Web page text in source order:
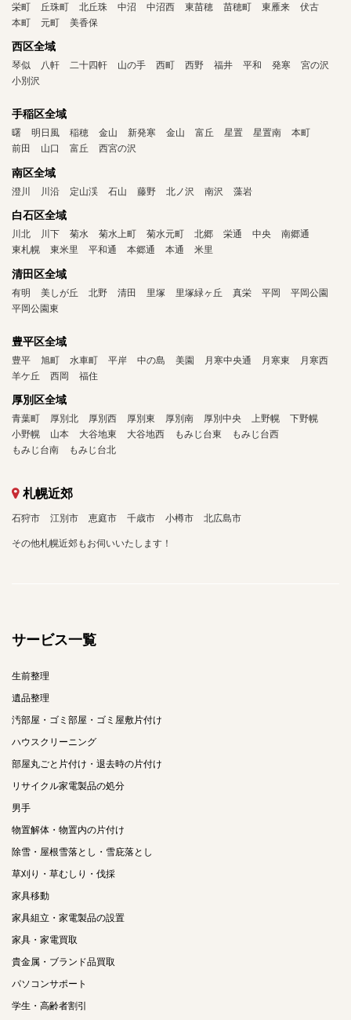
栄町 丘珠町 北丘珠 中沼 中沼西 東苗穂 苗穂町 東雁来
伏古
本町
元町 美香保
西区全域
琴似 八軒 二十四軒 山の手 西町 西野 福井 平和 発寒
宮の沢
小別沢
手稲区全域
曙 明日風 稲穂 金山 新発寒 金山 富丘 星置 星置南
本町
前田
山口 富丘 西宮の沢
南区全域
澄川 川沿 定山渓 石山 藤野 北ノ沢 南沢 藻岩
白石区全域
川北 川下 菊水 菊水上町 菊水元町 北郷 栄通 中央
南郷通
東札幌
東米里 平和通 本郷通 本通 米里
清田区全域
有明 美しが丘 北野 清田 里塚 里塚緑ヶ丘 真栄 平岡
平岡公園
平岡公園東
豊平区全域
豊平 旭町 水車町 平岸 中の島 美園 月寒中央通 月寒東
月寒西
羊ケ丘
西岡 福住
厚別区全域
青葉町 厚別北 厚別西 厚別東 厚別南 厚別中央 上野幌
下野幌
小野幌
山本 大谷地東 大谷地西 もみじ台東
もみじ台西
もみじ台南
もみじ台北
札幌近郊
石狩市 江別市 恵庭市 千歳市 小樽市 北広島市
その他札幌近郊もお伺いいたします！
サービス一覧
生前整理
遺品整理
汚部屋・ゴミ部屋・ゴミ屋敷片付け
ハウスクリーニング
部屋丸ごと片付け・退去時の片付け
リサイクル家電製品の処分
男手
物置解体・物置内の片付け
除雪・屋根雪落とし・雪庇落とし
草刈り・草むしり・伐採
家具移動
家具組立・家電製品の設置
家具・家電買取
貴金属・ブランド品買取
パソコンサポート
学生・高齢者割引